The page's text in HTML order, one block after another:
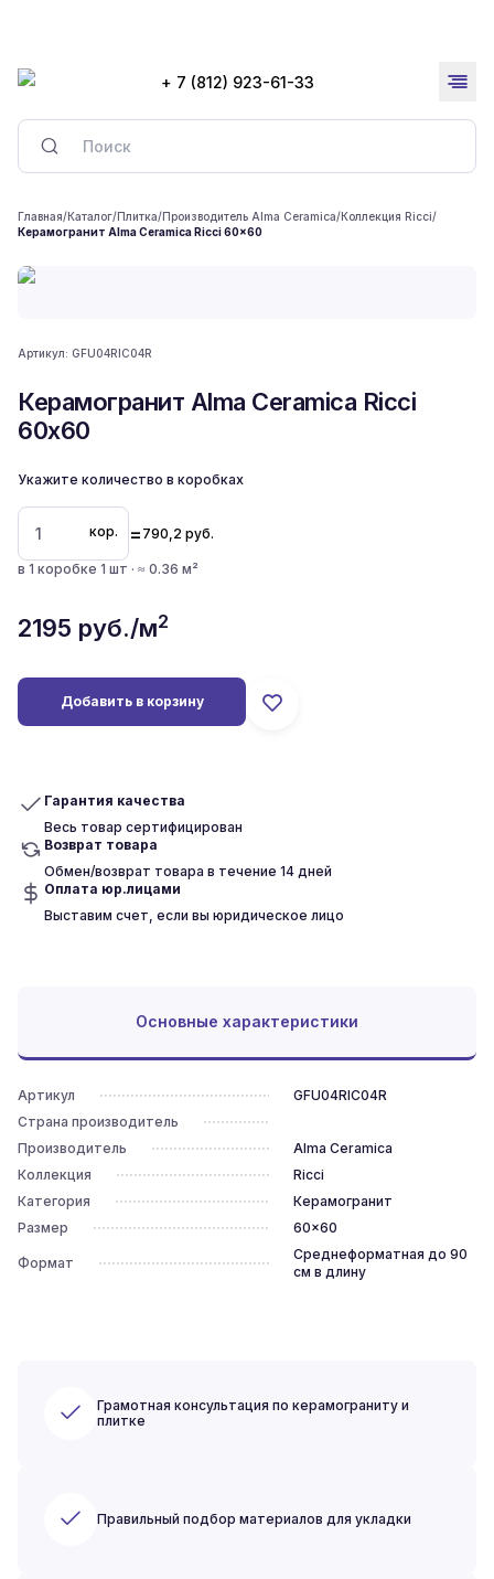
+ 7 (812) 923-61-33
Главная/Каталог/Плитка/Производитель Alma Ceramica/Коллекция Ricci/
Керамогранит Alma Ceramica Ricci 60x60
Артикул: GFU04RIC04R
Керамогранит Alma Ceramica Ricci
60x60
Укажите количество в коробках
кор. = 790,2 руб.
в 1 коробке 1 шт · ≈ 0.36 м²
2195 руб./м2
Добавить в корзину
Гарантия качества
Весь товар сертифицирован
Возврат товара
Обмен/возврат товара в течение 14 дней
Оплата юр.лицами
Выставим счет, если вы юридическое лицо
Основные характеристики
Артикул
GFU04RIC04R
Страна производитель
Производитель
Alma Ceramica
Коллекция
Ricci
Категория
Керамогранит
Размер
60x60
Формат
Среднеформатная до 90
см в длину
Грамотная консультация по керамограниту и
плитке
Правильный подбор материалов для укладки